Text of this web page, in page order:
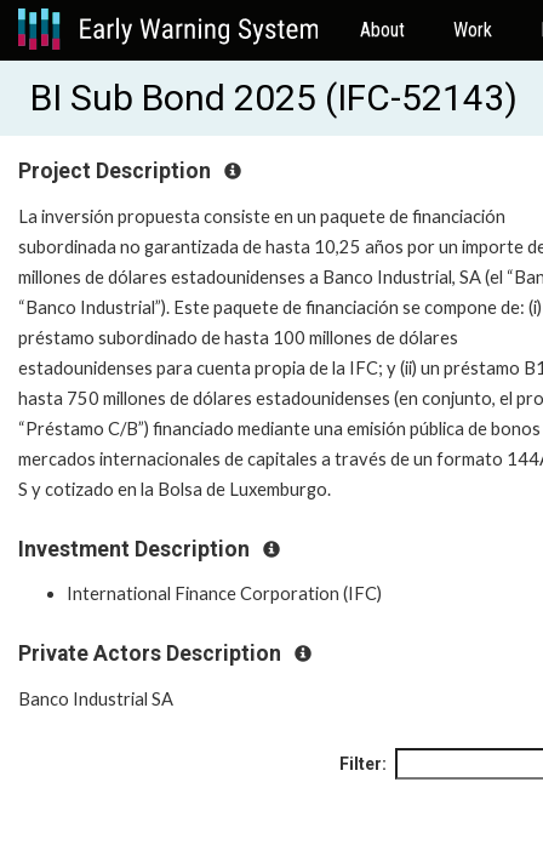
About Work
BI Sub Bond 2025 (IFC-52143)
Project Description
La inversión propuesta consiste en un paquete de financiación
subordinada no garantizada de hasta 10,25 años por un importe
millones de dólares estadounidenses a Banco Industrial, SA (el
“Banco Industrial”). Este paquete de financiación se compone de:
préstamo subordinado de hasta 100 millones de dólares
estadounidenses para cuenta propia de la IFC; y (ii) un préstamo
hasta 750 millones de dólares estadounidenses (en conjunto, el
“Préstamo C/B”) financiado mediante una emisión pública de
mercados internacionales de capitales a través de un formato
S y cotizado en la Bolsa de Luxemburgo.
Investment Description
International Finance Corporation (IFC)
Private Actors Description
Banco Industrial SA
Filter: